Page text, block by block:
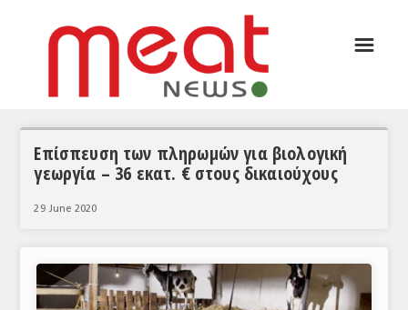
ΣΥΝΕΝΤΕΥΞΕΙΣ
ΘΕΜΑΤΑ
ΚΟΣΜΟΣ
☰
Επίσπευση των πληρωμών για βιολογική
γεωργία – 36 εκατ. € στους δικαιούχους
29 June 2020